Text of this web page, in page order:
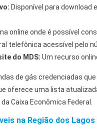
Disponível para
online onde é possível
telefônica acessível pelo
do MDS: Um recurso
de gás credenciadas
oferece uma lista
Caixa Econômica Federal.
na Região dos Lagos